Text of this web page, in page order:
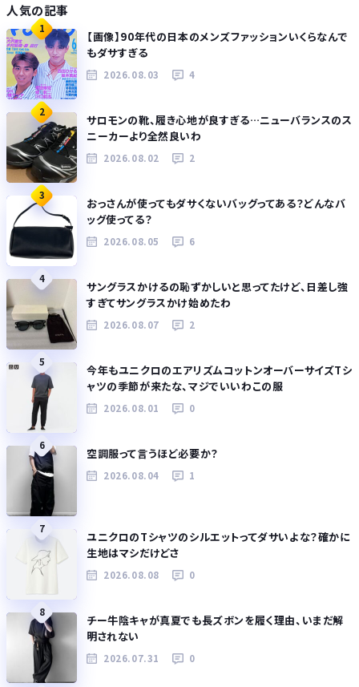
人気の記事
1
【画像】90年代の日本のメンズファッションいくらなんで
もダサすぎる
2026.08.03 4
2
サロモンの靴、履き心地が良すぎる…ニューバランスのス
ニーカーより全然良いわ
2026.08.02 2
3
おっさんが使ってもダサくないバッグってある？どんなバ
ッグ使ってる？
2026.08.05 6
4
サングラスかけるの恥ずかしいと思ってたけど、日差し強
すぎてサングラスかけ始めたわ
2026.08.07 2
5
今年もユニクロのエアリズムコットンオーバーサイズTシ
ャツの季節が来たな、マジでいいわこの服
2026.08.01 0
6
空調服って言うほど必要か？
2026.08.04 1
7
ユニクロのTシャツのシルエットってダサいよな？確かに
生地はマシだけどさ
2026.08.08 0
8
チー牛陰キャが真夏でも長ズボンを履く理由、いまだ解
明されない
2026.07.31 0